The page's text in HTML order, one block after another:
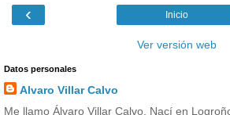
‹ Inicio
Ver versión web
Datos personales
Alvaro Villar Calvo
Me llamo Álvaro Villar Calvo. Nací en